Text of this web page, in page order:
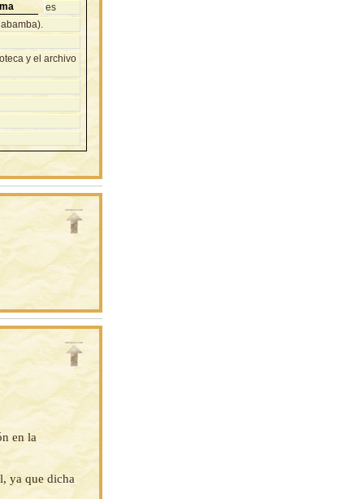
es
y el archivo
en la
ya que dicha